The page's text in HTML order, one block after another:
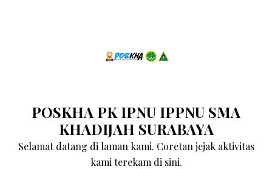
POSKHA PK IPNU IPPNU SMA
KHADIJAH SURABAYA
Selamat datang di laman kami. Coretan jejak aktivitas
kami terekam di sini.